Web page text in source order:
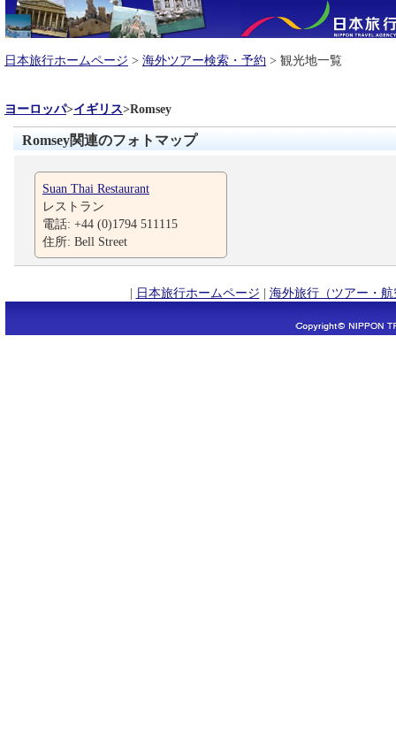
日本旅行ホームページ > 海外ツアー検索・予約 > 観光地一覧
ヨーロッパ>イギリス>Romsey
Romsey関連のフォトマップ
Suan Thai Restaurant
レストラン
電話: +44 (0)1794 511115
住所: Bell Street
| 日本旅行ホームページ | 海外旅行（ツアー・航